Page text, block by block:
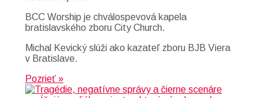
BCC Worship je chválospevová kapela
bratislavského zboru City Church.
Michal Kevický slúži ako kazateľ zboru BJB Viera
v Bratislave.
Pozrieť »